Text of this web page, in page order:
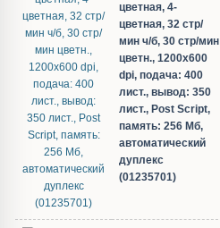
цветная, 4-
цветная, 32 стр/
мин ч/б, 30 стр/мин
цветн., 1200x600
dpi, подача: 400
лист., вывод: 350
лист., Post Script,
память: 256 Мб,
автоматический
дуплекс
(01235701)